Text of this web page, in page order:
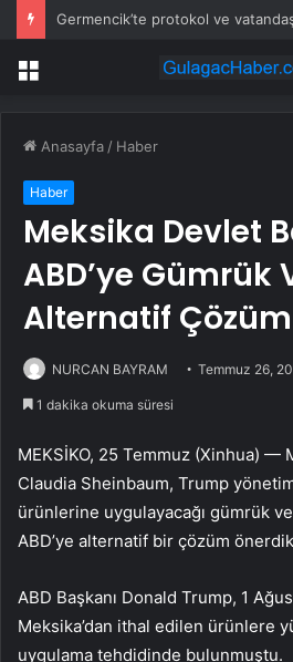
Menü
Anasayfa / Haber
Haber
Meksika Devlet
ABD’ye Gümrük
Alternatif
NURCAN BAYRAM Temmuz 26,
1 dakika okuma süresi
MEKSİKO, 25 Temmuz (Xinhua) —
Claudia Sheinbaum, Trump
ürünlerine uygulayacağı gümrük
ABD’ye alternatif bir çözüm
ABD Başkanı Donald Trump, 1
Meksika’dan ithal edilen ürünlere
uygulama tehdidinde bulunmuştu.